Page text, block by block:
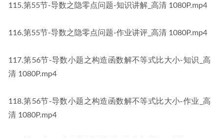
​115​.第55节-导数之隐零点问题-知识讲解_高清 1080P​​.mp4
​116​.第55节-导数之隐零点问题-作业讲评_高清 1080P​​.mp4
​117​.第56节-导数小题之构造函数解不等式比大小-知识_高
清 1080P​​.mp4
​118​.第56节-导数小题之构造函数解不等式比大小-作业_高
清 1080P​​.mp4